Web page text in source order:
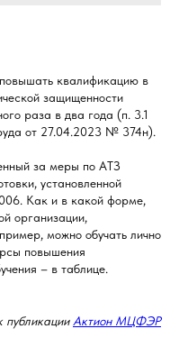
квалификацию в
защищенности
раза в два года (п. 3.1
от 27.04.2023 № 374н).
за меры по АТЗ
установленной
Как и в какой форме,
организации,
можно обучать лично
повышения
– в таблице.
публикации Актион МЦФЭР